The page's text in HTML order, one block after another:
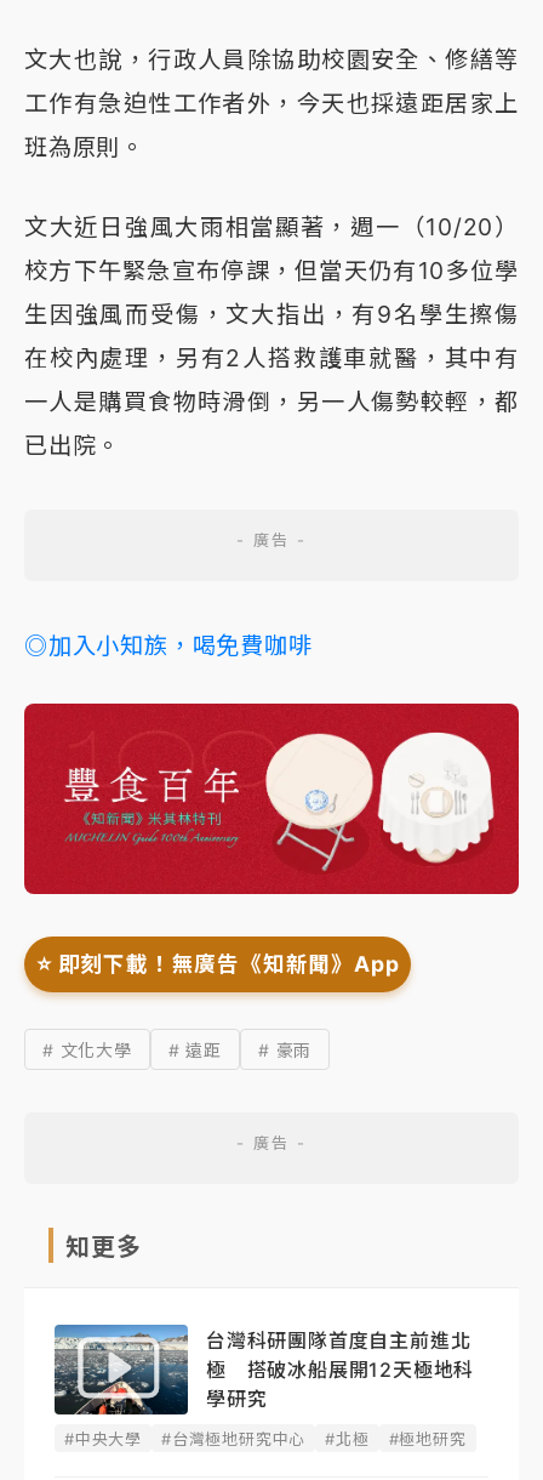
文大也說，行政人員除協助校園安全、修繕等
工作有急迫性工作者外，今天也採遠距居家上
班為原則。
文大近日強風大雨相當顯著，週一（10/20）
校方下午緊急宣布停課，但當天仍有10多位學
生因強風而受傷，文大指出，有9名學生擦傷
在校內處理，另有2人搭救護車就醫，其中有
一人是購買食物時滑倒，另一人傷勢較輕，都
已出院。
◎加入小知族，喝免費咖啡
⭐️ 即刻下載！無廣告《知新聞》App
# 文化大學 # 遠距 # 豪雨
知更多
台灣科研團隊首度自主前進北
極 搭破冰船展開12天極地科
學研究
#中央大學 #台灣極地研究中心 #北極 #極地研究